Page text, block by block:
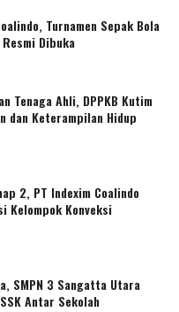
Turnamen Sepak Bola
Dibuka
Tenaga Ahli, DPPKB Kutim
dan Keterampilan Hidup
2, PT Indexim Coalindo
Kelompok Konveksi
SMPN 3 Sangatta Utara
Antar Sekolah